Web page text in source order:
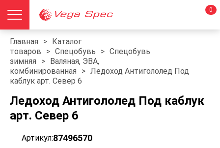
0
Главная > Каталог
товаров
> Спецобувь > Спецобувь
зимняя
> Валяная, ЭВА,
комбинированная
> Ледоход Антигололед Под
каблук арт. Север 6
Ледоход Антигололед Под каблук
арт. Север 6
Артикул:87496570